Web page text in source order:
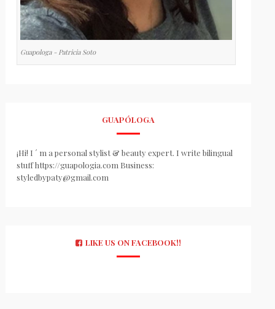
Guapologa - Patricia Soto
GUAPÓLOGA
¡Hi! I ´ m a personal stylist & beauty expert. I write bilingual
stuff https://guapologia.com Business:
styledbypaty@gmail.com
LIKE US ON FACEBOOK!!